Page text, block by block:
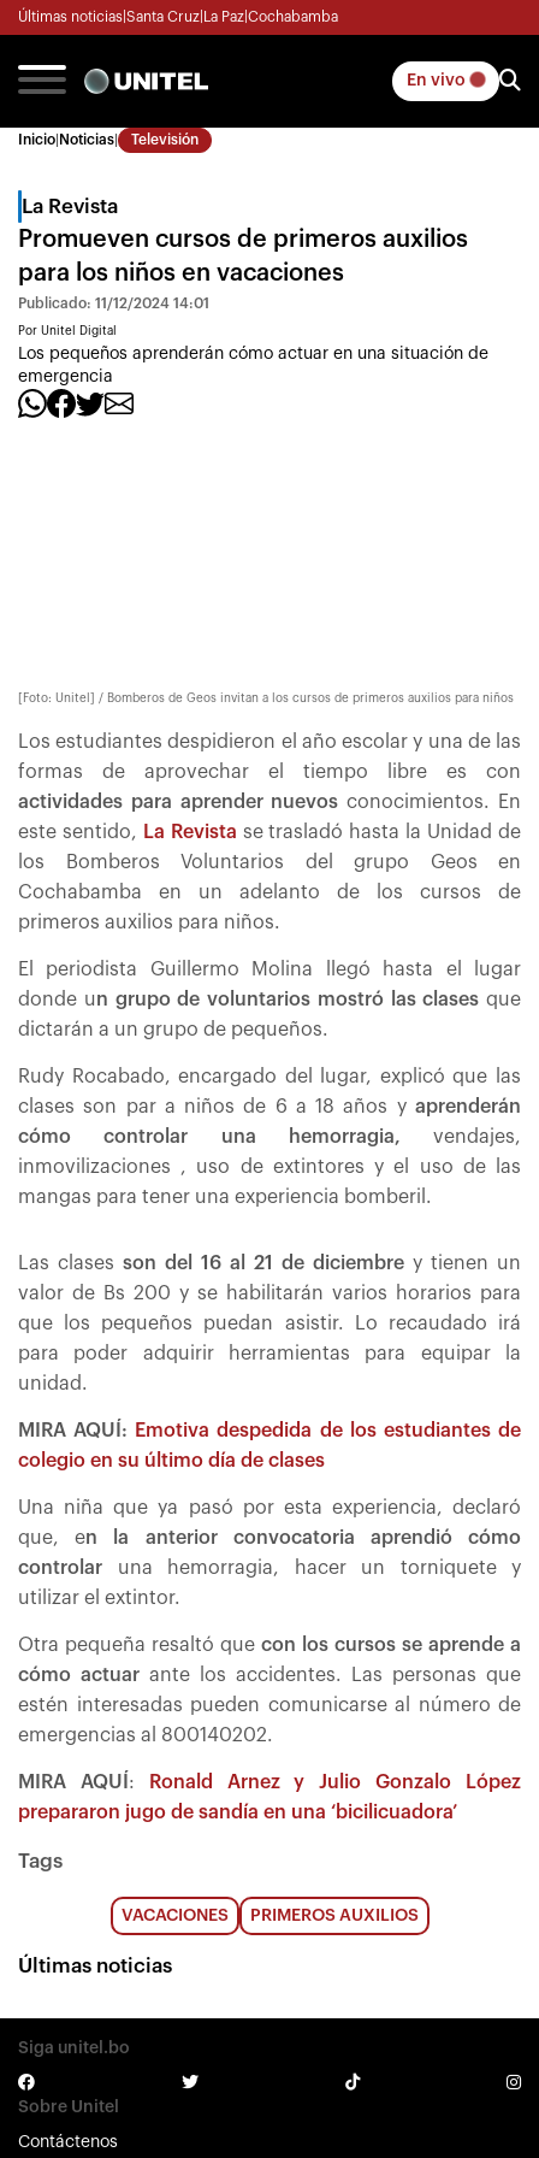
Últimas noticias Santa Cruz La Paz Cochabamba
En vivo
Inicio Noticias Televisión
La Revista
Promueven cursos de primeros auxilios
para los niños en vacaciones
Publicado: 11/12/2024 14:01
Por Unitel Digital
Los pequeños aprenderán cómo actuar en una situación de
emergencia
[Foto: Unitel] / Bomberos de Geos invitan a los cursos de primeros auxilios para niños
Los estudiantes despidieron el año escolar y una de las
formas de aprovechar el tiempo libre es con
actividades para aprender nuevos conocimientos. En
este sentido, La Revista se trasladó hasta la Unidad de
los Bomberos Voluntarios del grupo Geos en
Cochabamba en un adelanto de los cursos de
primeros auxilios para niños.
El periodista Guillermo Molina llegó hasta el lugar
donde un grupo de voluntarios mostró las clases que
dictarán a un grupo de pequeños.
Rudy Rocabado, encargado del lugar, explicó que las
clases son par a niños de 6 a 18 años yaprenderán
cómo controlar una hemorragia, vendajes,
inmovilizaciones , uso de extintores y el uso de las
mangas para tener una experiencia bomberil.
Las clases son del 16 al 21 de diciembre y tienen un
valor de Bs 200 y se habilitarán varios horarios para
que los pequeños puedan asistir. Lo recaudado irá
para poder adquirir herramientas para equipar la
unidad.
MIRA AQUÍ:
Emotiva despedida de los estudiantes de
colegio en su último día de clases
Una niña que ya pasó por esta experiencia, declaró
que, en la anterior convocatoria aprendió cómo
controlar una hemorragia, hacer un torniquete y
utilizar el extintor.
Otra pequeña resaltó que con los cursos se aprende a
cómo actuar ante los accidentes. Las personas que
estén interesadas pueden comunicarse al número de
emergencias al 800140202.
MIRA AQUÍ :
Ronald Arnez y Julio Gonzalo López
prepararon jugo de sandía en una ‘bicilicuadora’
Tags
VACACIONES PRIMEROS AUXILIOS
Últimas noticias
Siga unitel.bo
Sobre Unitel
Contáctenos